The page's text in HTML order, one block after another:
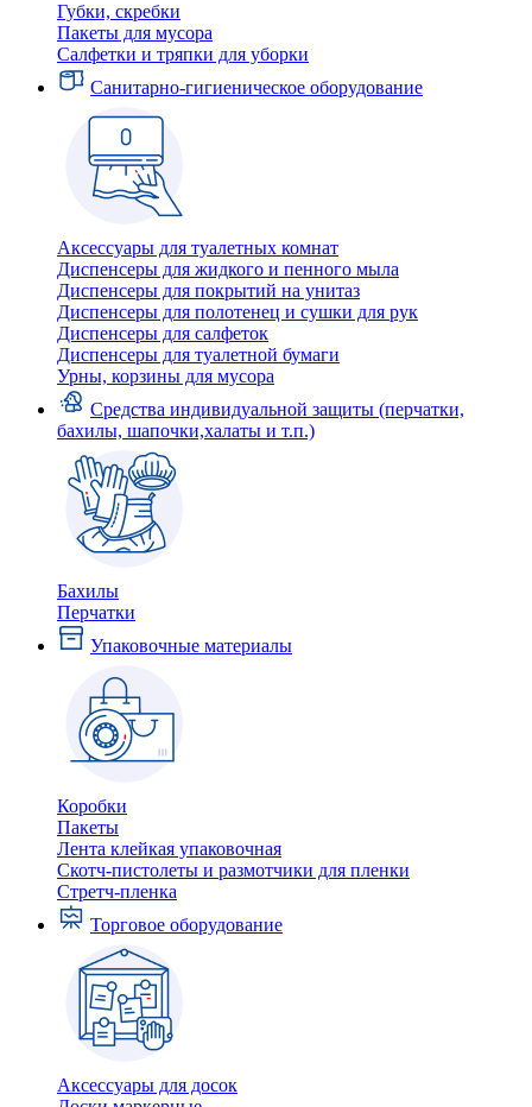
Губки, скребки
Пакеты для мусора
Салфетки и тряпки для уборки
Санитарно-гигиеническое оборудование
Аксессуары для туалетных комнат
Диспенсеры для жидкого и пенного мыла
Диспенсеры для покрытий на унитаз
Диспенсеры для полотенец и сушки для рук
Диспенсеры для салфеток
Диспенсеры для туалетной бумаги
Урны, корзины для мусора
Средства индивидуальной защиты (перчатки,
бахилы, шапочки,халаты и т.п.)
Бахилы
Перчатки
Упаковочные материалы
Коробки
Пакеты
Лента клейкая упаковочная
Скотч-пистолеты и размотчики для пленки
Стретч-пленка
Торговое оборудование
Аксессуары для досок